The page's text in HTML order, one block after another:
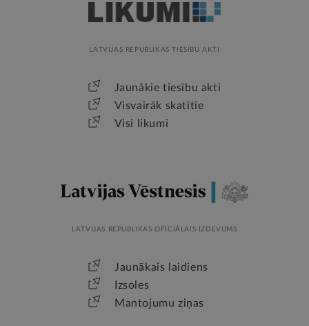
LATVIJAS REPUBLIKAS TIESĪBU AKTI
Jaunākie tiesību akti
Visvairāk skatītie
Visi likumi
LATVIJAS REPUBLIKAS OFICIĀLAIS IZDEVUMS
Jaunākais laidiens
Izsoles
Mantojumu ziņas